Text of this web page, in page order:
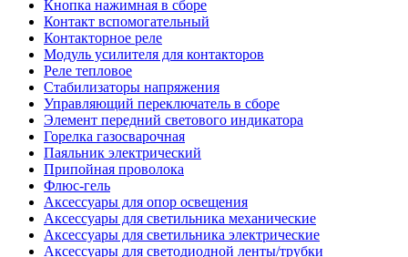
Кнопка нажимная в сборе
Контакт вспомогательный
Контакторное реле
Модуль усилителя для контакторов
Реле тепловое
Стабилизаторы напряжения
Управляющий переключатель в сборе
Элемент передний светового индикатора
Горелка газосварочная
Паяльник электрический
Припойная проволока
Флюс-гель
Аксессуары для опор освещения
Аксессуары для светильника механические
Аксессуары для светильника электрические
Аксессуары для светодиодной ленты/трубки